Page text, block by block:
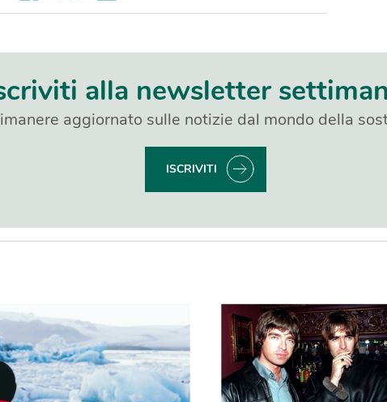
alla newsletter
aggiornato sulle notizie dal mondo della
ISCRIVITI